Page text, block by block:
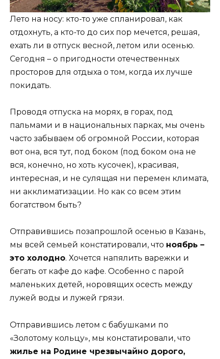
Лето на носу: кто-то уже спланировал, как
отдохнуть, а кто-то до сих пор мечется, решая,
ехать ли в отпуск весной, летом или осенью.
Сегодня – о пригодности отечественных
просторов для отдыха о том, когда их лучше
покидать.
Проводя отпуска на морях, в горах, под
пальмами и в национальных парках, мы очень
часто забываем об огромной России, которая
вот она, вся тут, под боком (под боком она не
вся, конечно, но хоть кусочек), красивая,
интересная, и не сулящая ни перемен климата,
ни акклиматизации. Но как со всем этим
богатством быть?
Отправившись позапрошлой осенью в Казань,
мы всей семьей констатировали, что ноябрь –
это холодно. Хочется напялить варежки и
бегать от кафе до кафе. Особенно с парой
маленьких детей, норовящих осесть между
лужей воды и лужей грязи.
Отправившись летом с бабушками по
«Золотому кольцу», мы констатировали, что
жилье на Родине чрезвычайно дорого,